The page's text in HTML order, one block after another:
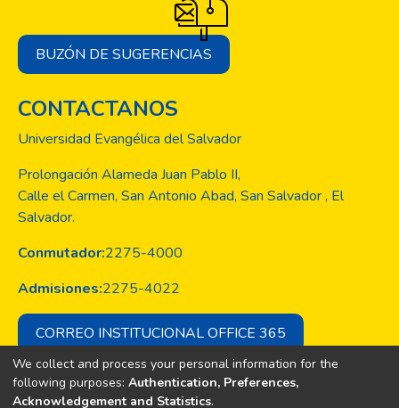
BUZÓN DE SUGERENCIAS
CONTACTANOS
Universidad Evangélica del Salvador
Prolongación Alameda Juan Pablo II,
Calle el Carmen, San Antonio Abad, San Salvador , El
Salvador.
Conmutador:2275-4000
Admisiones:2275-4022
CORREO INSTITUCIONAL OFFICE 365
We collect and process your personal information for the
following purposes: Authentication, Preferences,
Acknowledgement and Statistics.